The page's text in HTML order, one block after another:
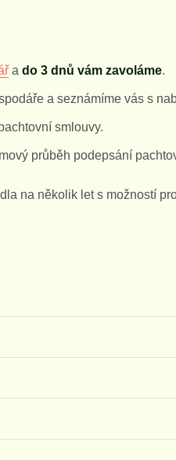
a do 3 dnů vám zavoláme.
a seznámíme vás s
smlouvy.
průběh podepsání
na několik let s možností